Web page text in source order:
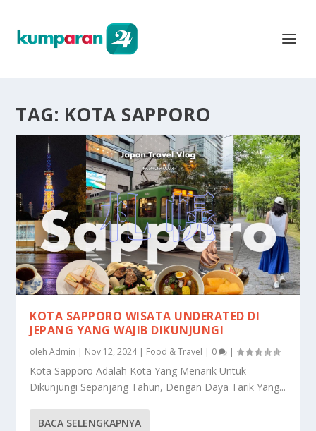
TAG: KOTA SAPPORO
KOTA SAPPORO WISATA UNDERATED DI
JEPANG YANG WAJIB DIKUNJUNGI
olehAdmin | Nov 12, 2024| Food & Travel | 0 |
Kota Sapporo Adalah Kota Yang Menarik Untuk
Dikunjungi Sepanjang Tahun, Dengan Daya Tarik Yang...
BACA SELENGKAPNYA